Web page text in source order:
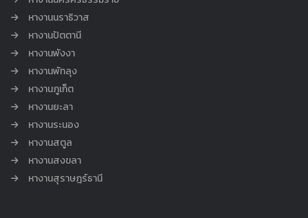
หางานนราธิวาส
หางานปัตตานี
หางานพังงา
หางานพัทลุง
หางานภูเก็ต
หางานยะลา
หางานระนอง
หางานสตูล
หางานสงขลา
หางานสุราษฎร์ธานี